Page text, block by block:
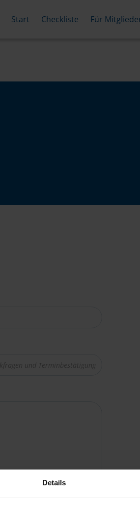
Details
Start Checkliste Für